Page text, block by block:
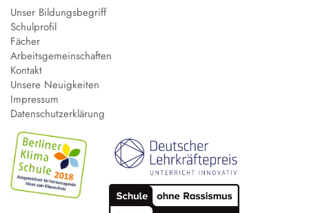
Krankmeldung
Verpflegung
Schließfächer
Schulordnung
Wechsel an die Droste
Unser Bildungsbegriff
Schulprofil
Fächer
Arbeitsgemeinschaften
Kontakt
Unsere Neuigkeiten
Impressum
Datenschutzerklärung